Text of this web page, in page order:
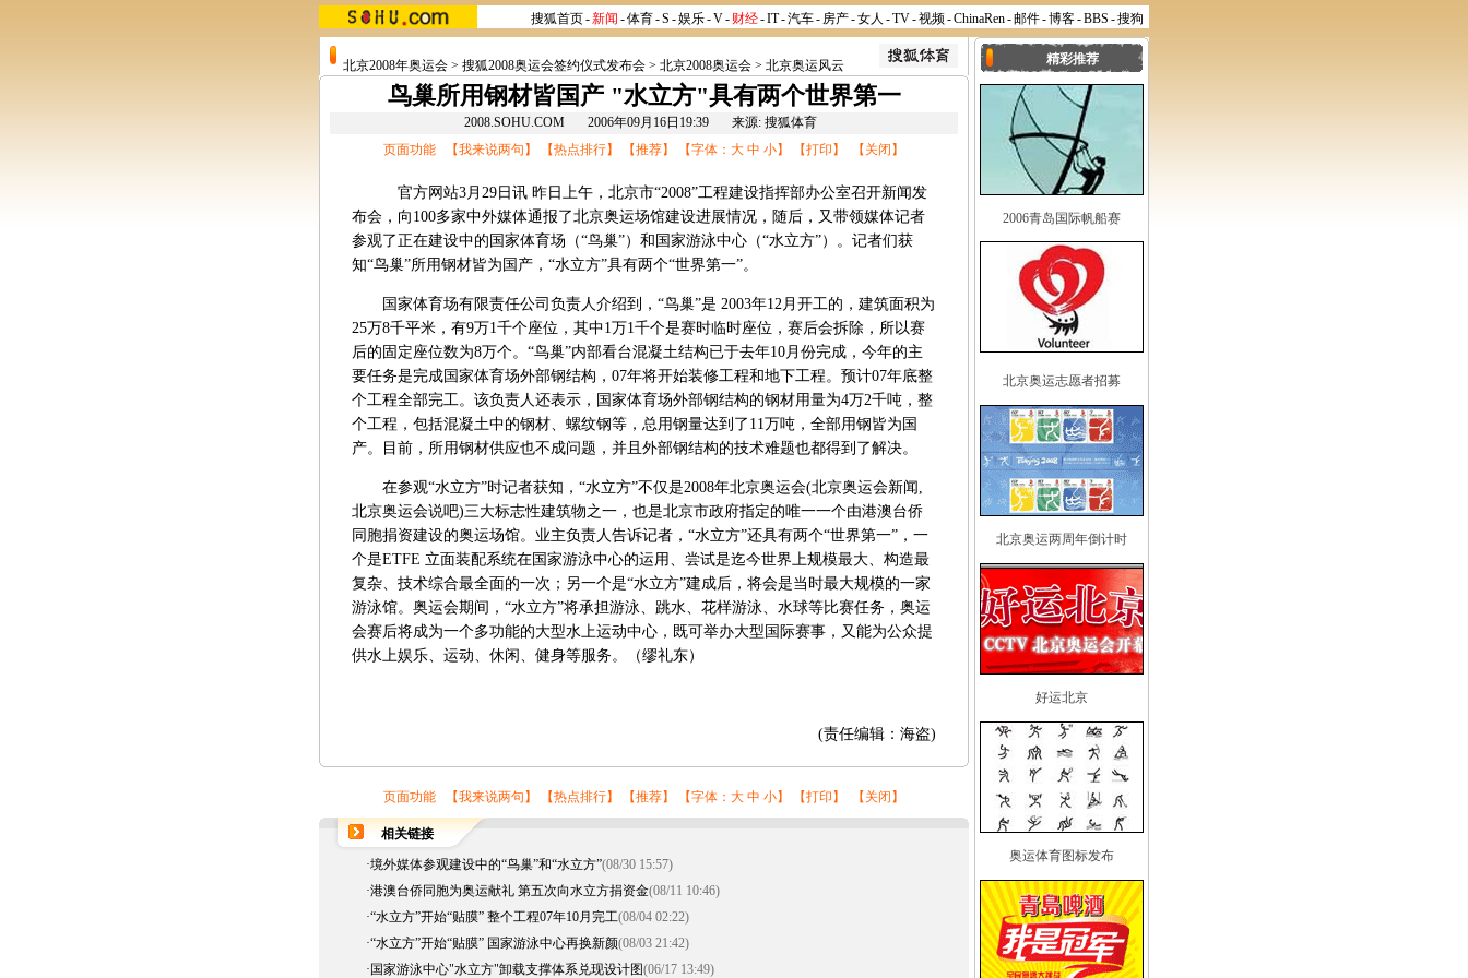
搜狐首页-新闻 -体育-S -娱乐-V- 财经-IT-汽车- 房产-女人 -TV-视频-ChinaRen-邮件-博客-BBS -搜狗
北京2008年奥运会 > 搜狐2008奥运会签约仪式发布会 > 北京2008奥运会 > 北京奥运风云
鸟巢所用钢材皆国产 "水立方"具有两个世界第一
2008.SOHU.COM 2006年09月16日19:39 来源: 搜狐体育
页面功能 【我来说两句 】 【热点排行】 【推荐】 【字体： 大 中 小】 【打印 】 【 关闭 】
官方网站3月29日讯 昨日上午，北京市“2008”工程建设指挥部办公室召开新闻发
布会，向100多家中外媒体通报了北京奥运场馆建设进展情况，随后，又带领媒体记者
参观了正在建设中的国家体育场（“鸟巢”）和国家游泳中心（“水立方”）。记者们获
知“鸟巢”所用钢材皆为国产，“水立方”具有两个“世界第一”。
国家体育场有限责任公司负责人介绍到，“鸟巢”是 2003年12月开工的，建筑面积为
25万8千平米，有9万1千个座位，其中1万1千个是赛时临时座位，赛后会拆除，所以赛
后的固定座位数为8万个。“鸟巢”内部看台混凝土结构已于去年10月份完成，今年的主
要任务是完成国家体育场外部钢结构，07年将开始装修工程和地下工程。预计07年底整
个工程全部完工。该负责人还表示，国家体育场外部钢结构的钢材用量为4万2千吨，整
个工程，包括混凝土中的钢材、螺纹钢等，总用钢量达到了11万吨，全部用钢皆为国
产。目前，所用钢材供应也不成问题，并且外部钢结构的技术难题也都得到了解决。
在参观“水立方”时记者获知，“水立方”不仅是2008年北京奥运会(北京奥运会新闻 ,
北京奥运会说吧)三大标志性建筑物之一，也是北京市政府指定的唯一一个由港澳台侨
同胞捐资建设的奥运场馆。业主负责人告诉记者，“水立方”还具有两个“世界第一”，一
个是ETFE 立面装配系统在国家游泳中心的运用、尝试是迄今世界上规模最大、构造最
复杂、技术综合最全面的一次；另一个是“水立方”建成后，将会是当时最大规模的一家
游泳馆。奥运会期间，“水立方”将承担游泳、跳水、花样游泳、水球等比赛任务，奥运
会赛后将成为一个多功能的大型水上运动中心，既可举办大型国际赛事，又能为公众提
供水上娱乐、运动、休闲、健身等服务。（缪礼东）
(责任编辑：海盗)
页面功能 【我来说两句 】 【热点排行】 【推荐】 【字体： 大 中 小】 【打印 】 【 关闭 】
相关链接
·境外媒体参观建设中的“鸟巢”和“水立方”(08/30 15:57)
·港澳台侨同胞为奥运献礼 第五次向水立方捐资金(08/11 10:46)
·“水立方”开始“贴膜” 整个工程07年10月完工(08/04 02:22)
·“水立方”开始“贴膜” 国家游泳中心再换新颜(08/03 21:42)
· 国家游泳中心"水立方"卸载支撑体系兑现设计图(06/17 13:49)
精彩推荐
2006青岛国际帆船赛
北京奥运志愿者招募
北京奥运两周年倒计时
好运北京
奥运体育图标发布